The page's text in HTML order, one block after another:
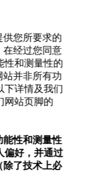
您所要求的
在经过您同意
性和测量性的
并非所有功
下详情及我们
网站页脚的
能性和测量性
偏好，并通过
除了技术上必
解我们的各